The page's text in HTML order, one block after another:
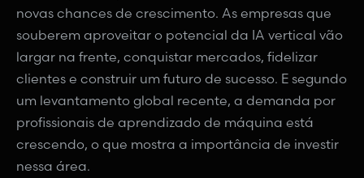
novas chances de crescimento. As empresas que
souberem aproveitar o potencial da IA vertical vão
largar na frente, conquistar mercados, fidelizar
clientes e construir um futuro de sucesso. E segundo
um levantamento global recente, a demanda por
profissionais de aprendizado de máquina está
crescendo, o que mostra a importância de investir
nessa área.